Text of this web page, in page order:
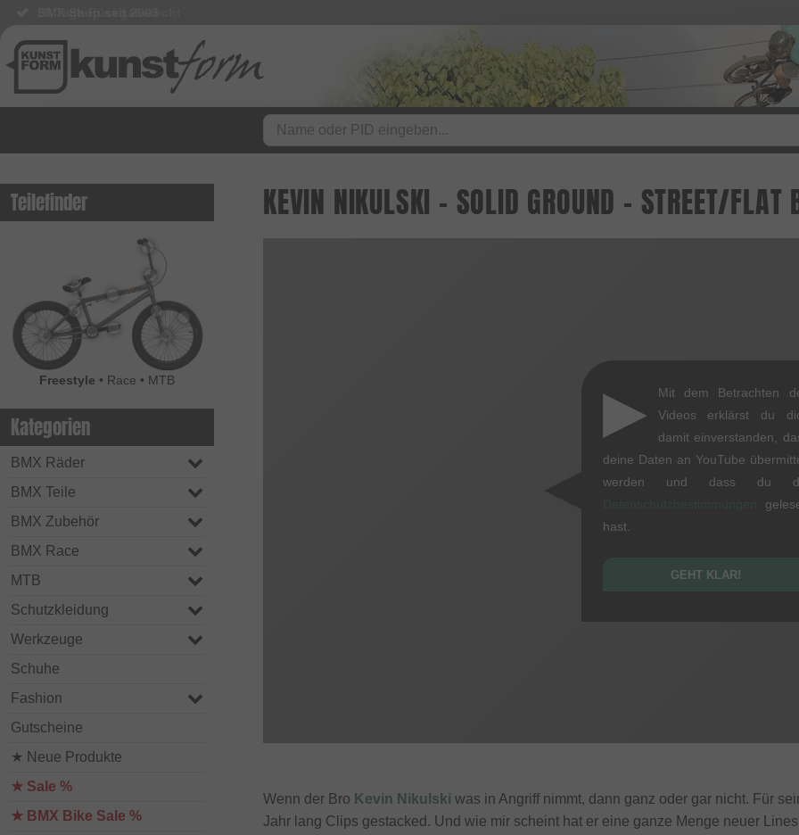
Teilefinder
Freestyle • Race • MTB
Kategorien
BMX Räder
BMX Teile
BMX Zubehör
BMX Race
MTB
Schutzkleidung
Werkzeuge
Schuhe
Fashion
Gutscheine
★ Neue Produkte
★ Sale %
★ BMX Bike Sale %
KEVIN NIKULSKI - SOLID GROUND - STREET/FLAT
▶
Mit dem Betrachten
Videos erklärst du
damit einverstanden,
deine Daten an YouTube
werden und dass du
hast.
GEHT KLAR!
Wenn der Bro Kevin Nikulski was in Angriff nimmt, dann ganz oder gar nicht. Für
Jahr lang Clips gestacked. Und wie mir scheint hat er eine ganze Menge neuer